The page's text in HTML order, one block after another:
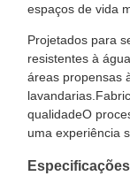
espaços de vida
Projetados para
resistentes à
áreas propensas
qualidadeO
uma experiência
Especificações